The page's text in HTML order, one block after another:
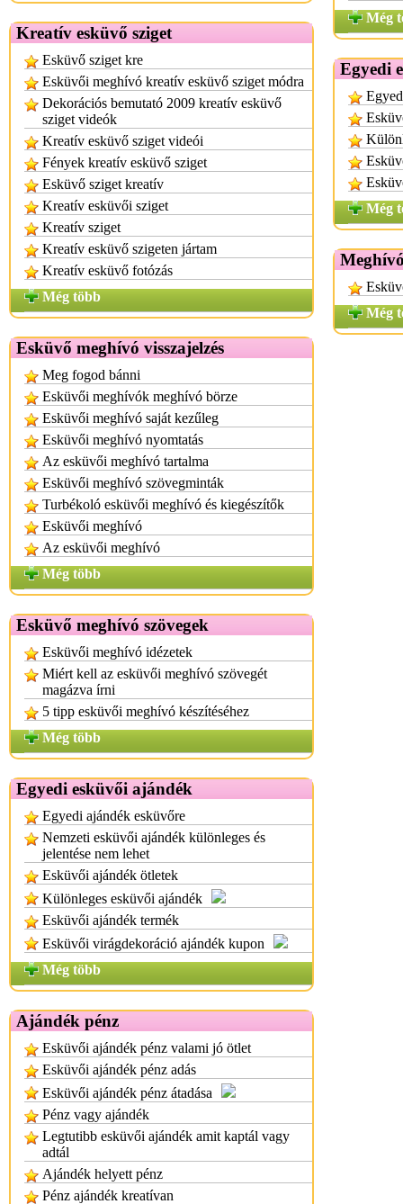
Kreatív esküvő sziget
Esküvő sziget kre
Esküvői meghívó kreatív esküvő sziget módra
Dekorációs bemutató 2009 kreatív esküvő
sziget videók
Kreatív esküvő sziget videói
Fények kreatív esküvő sziget
Esküvő sziget kreatív
Kreatív esküvői sziget
Kreatív sziget
Kreatív esküvő szigeten jártam
Kreatív esküvő fotózás
Még több
Esküvő meghívó visszajelzés
Meg fogod bánni
Esküvői meghívók meghívó börze
Esküvői meghívó saját kezűleg
Esküvői meghívó nyomtatás
Az esküvői meghívó tartalma
Esküvői meghívó szövegminták
Turbékoló esküvői meghívó és kiegészítők
Esküvői meghívó
Az esküvői meghívó
Még több
Esküvő meghívó szövegek
Esküvői meghívó idézetek
Miért kell az esküvői meghívó szövegét
magázva írni
5 tipp esküvői meghívó készítéséhez
Még több
Egyedi esküvői ajándék
Egyedi ajándék esküvőre
Nemzeti esküvői ajándék különleges és
jelentése nem lehet
Esküvői ajándék ötletek
Különleges esküvői ajándék
Esküvői ajándék termék
Esküvői virágdekoráció ajándék kupon
Még több
Ajándék pénz
Esküvői ajándék pénz valami jó ötlet
Esküvői ajándék pénz adás
Esküvői ajándék pénz átadása
Pénz vagy ajándék
Legtutibb esküvői ajándék amit kaptál vagy
adtál
Ajándék helyett pénz
Pénz ajándék kreatívan
Még
Egyedi
Még
Még